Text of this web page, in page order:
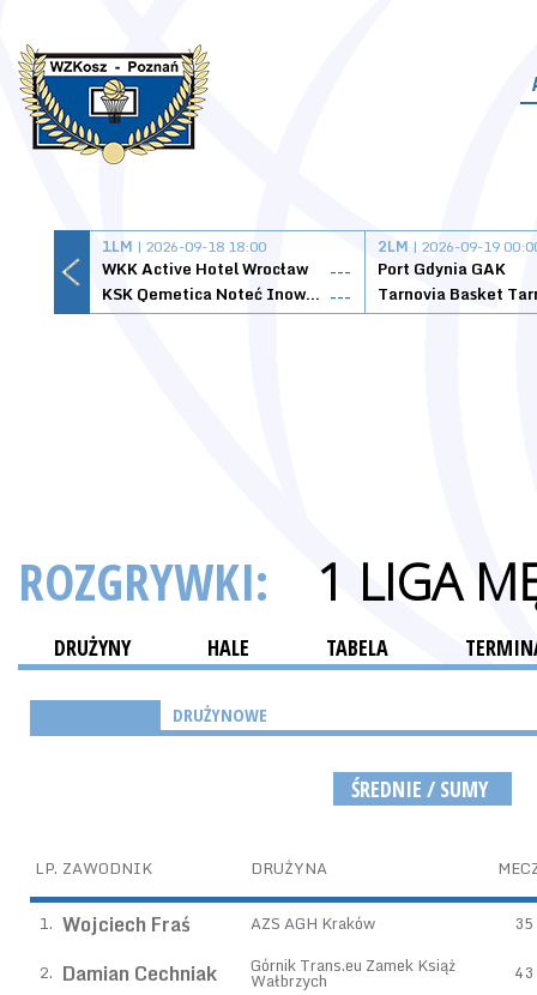
1LM | 2026-09-18 18:00
WKK Active Hotel Wrocław
---
KSK Qemetica Noteć Inowrocław ---
2LM | 2026-09-19
Port Gdynia GAK
ROZGRYWKI: 1 LIGA
DRUŻYNY HALE TABELA
DRUŻYNOWE
ŚREDNIE / SUMY
LP. ZAWODNIK DRUŻYNA
1. Wojciech Fraś AZS AGH Kraków
35
2. Damian Cechniak Górnik Trans.eu Zamek Książ
Wałbrzych
43